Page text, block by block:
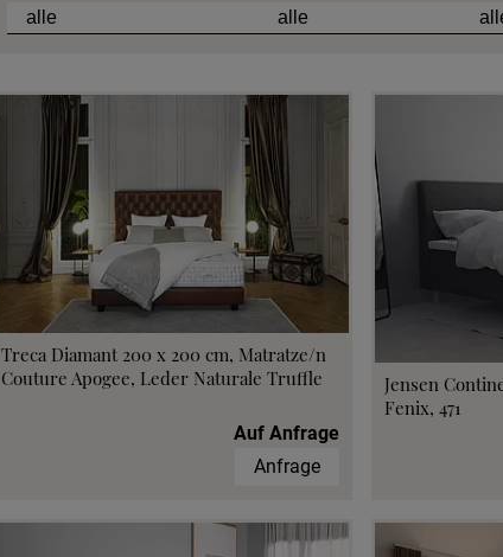
Treca Diamant 200 x 200 cm, Matratze/n
Couture Apogee, Leder Naturale Truffle
Auf Anfrage
Anfrage
Jensen
Fenix, 471